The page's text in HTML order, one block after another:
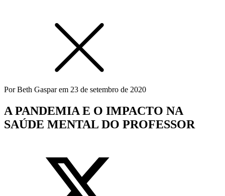
PorBeth Gasparem 23 de setembro de 2020
A PANDEMIA E O IMPACTO NA
SAÚDE MENTAL DO PROFESSOR